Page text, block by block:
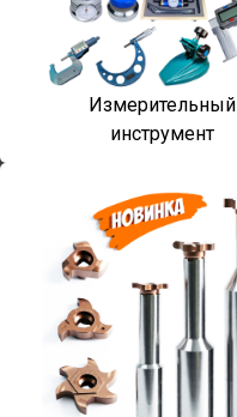
Измерительный
инструмент